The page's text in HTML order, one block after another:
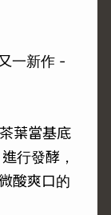
一新作 -
葉當基底
行發酵，
酸爽口的